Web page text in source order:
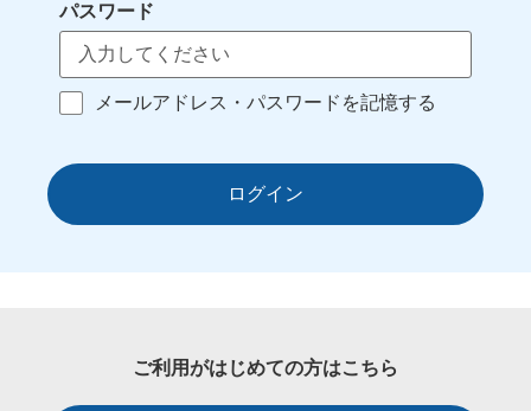
パスワード
メールアドレス・パスワードを記憶する
ログイン
ご利用がはじめての方はこちら